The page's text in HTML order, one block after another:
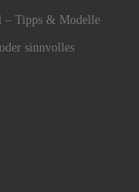
– Tipps & Modelle
sinnvolles